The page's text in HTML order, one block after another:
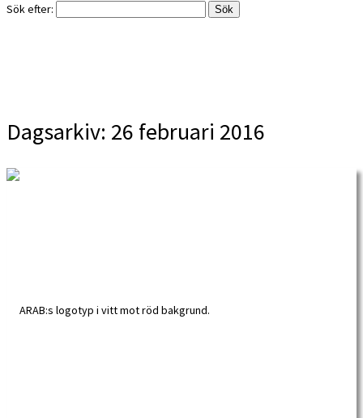
Sök efter:
Dagsarkiv: 26 februari 2016